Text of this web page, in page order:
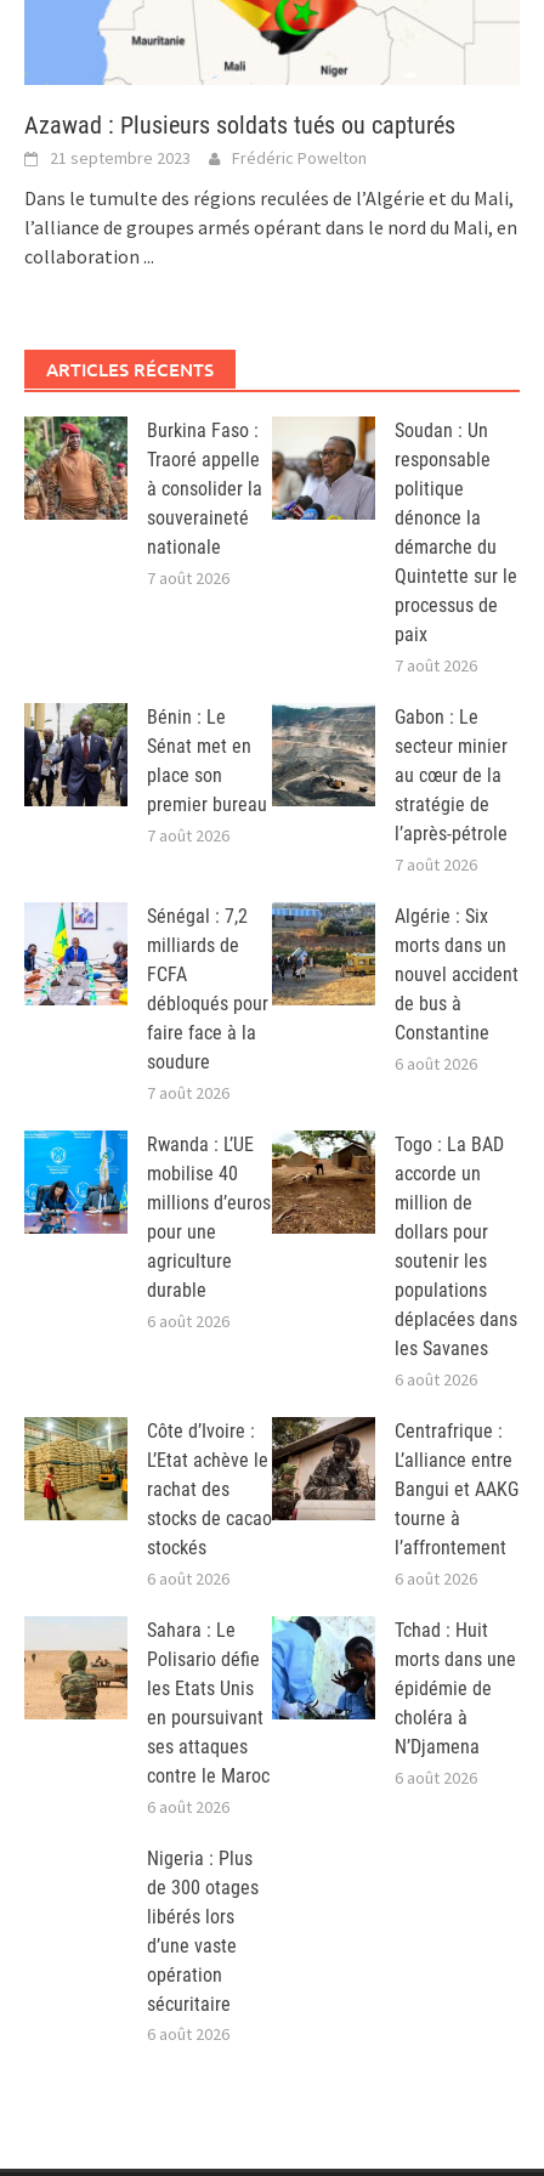
Azawad : Plusieurs soldats tués ou capturés
21 septembre 2023 Frédéric Powelton
Dans le tumulte des régions reculées de l’Algérie et du Mali,
l’alliance de groupes armés opérant dans le nord du Mali, en
collaboration ...
ARTICLES RÉCENTS
Burkina Faso :
Traoré appelle
à consolider la
souveraineté
nationale
7 août 2026
Soudan : Un
responsable
politique
dénonce la
démarche du
Quintette sur le
processus de
paix
7 août 2026
Bénin : Le
Sénat met en
place son
premier bureau
7 août 2026
Gabon : Le
secteur minier
au cœur de la
stratégie de
l’après-pétrole
7 août 2026
Sénégal : 7,2
milliards de
FCFA
débloqués pour
faire face à la
soudure
7 août 2026
Algérie : Six
morts dans un
nouvel accident
de bus à
Constantine
6 août 2026
Rwanda : L’UE
mobilise 40
millions d’euros
pour une
agriculture
durable
6 août 2026
Togo : La BAD
accorde un
million de
dollars pour
soutenir les
populations
déplacées dans
les Savanes
6 août 2026
Côte d’Ivoire :
L’Etat achève le
rachat des
stocks de cacao
stockés
6 août 2026
Centrafrique :
L’alliance entre
Bangui et AAKG
tourne à
l’affrontement
6 août 2026
Sahara : Le
Polisario défie
les Etats Unis
en poursuivant
ses attaques
contre le Maroc
6 août 2026
Tchad : Huit
morts dans une
épidémie de
choléra à
N’Djamena
6 août 2026
Nigeria : Plus
de 300 otages
libérés lors
d’une vaste
opération
sécuritaire
6 août 2026